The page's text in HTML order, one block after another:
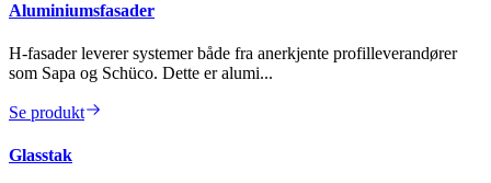
Aluminiumsfasader
H-fasader leverer systemer både fra anerkjente profilleverandører
som Sapa og Schüco. Dette er alumi...
Se produkt
Glasstak